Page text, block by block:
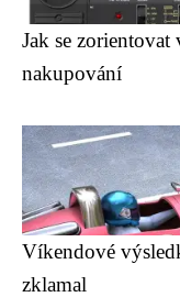
Jak se zorientovat
nakupování
Víkendové
zklamal